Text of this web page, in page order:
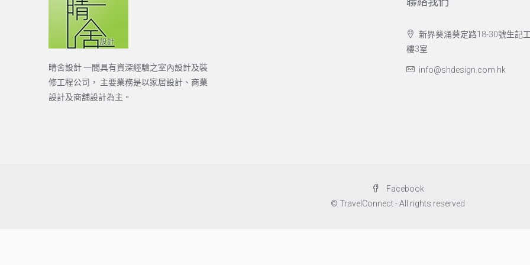
晴舍設計 一間具有資深經驗之室內設計及裝
修工程公司， 主要業務是以家居設計、商業
設計及商舖設計為主。
新界葵涌葵定路18-30號生記
樓3室
info@shdesign.com.hk
Facebook
© TravelConnect - All rights reserved